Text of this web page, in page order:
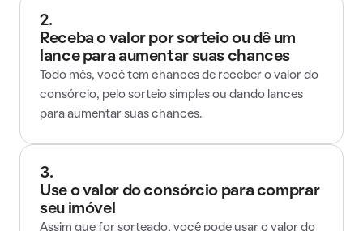
2.
Receba o valor por sorteio ou dê um
lance para aumentar suas chances
Todo mês, você tem chances de receber o valor do
consórcio, pelo sorteio simples ou dando lances
para aumentar suas chances.
3.
Use o valor do consórcio para comprar
seu imóvel
Assim que for sorteado, você pode usar o valor do